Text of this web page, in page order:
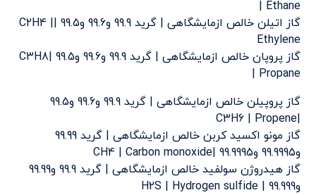
| Ethane
گاز اتیلن خالص ازمایشگاهی | گرید 99.9 و99.6 و99.5 |C2H4 |
Ethylene
گاز پروپان خالص ازمایشگاهی | گرید 99.9 و99.6 و99.5 |C3H8
| Propane
گاز پروپیلن خالص ازمایشگاهی | گرید 99.9 و99.6 و99.5
|C3H6 | Propene
گاز مونو اکسید کربن خالص ازمایشگاهی | گرید 99.99
و99.9995 و99.9995 |CH4 | Carbon monoxide
گاز هیدروژن سولفید خالص ازمایشگاهی | گرید 99.9 و99.99
و99.999 | H2S | Hydrogen sulfide